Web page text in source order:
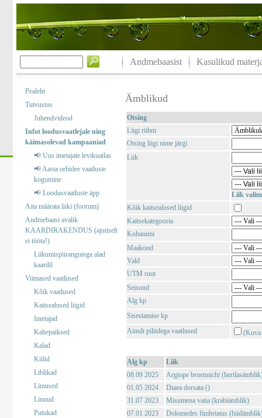
Andmebaasist Kasulikud
Pealeht
Tutvustus
Juhendvideod
Infot loodusvaatlejale ning
käimasolevad kampaaniad
📢 Uus imetajate levikuatlas
📢 Aasta orhidee vaatluste
kogumine
📢 Loodusvaatluste äpp
Aita määrata liiki (foorum)
Andmebaasi avalik
KAARDIRAKENDUS (ajutiselt
ei tööta!)
Liikumispiirangutega alad
kaardil
Viimased vaatlused
Kõik vaatlused
Kaitsealused liigid
Imetajad
Kahepaiksed
Kalad
Kiilid
Liblikad
Limused
Linnud
Putukad
Ämblikud
Otsing
Liigi rühm
Otsing liigi nime järgi
Liik
Liik
Kõik kaitsealused liigid
Kaitsekategooria
Kohanimi
Maakond
Vald
UTM ruut
Seisund
Alg kp
Sisestamise kp
Ainult piltidega vaatlused
(Kuva
Alg kp
Liik
08.09 2025
Argiope bruennichi
01.05 2024
Diaea dorsata ()
31.07 2023
Misumena vatia (krabiämblik)
07.01 2023
Dolomedes fimbriatus